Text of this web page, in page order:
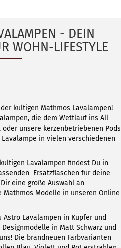
- DEIN
WOHN-LIFESTYLE
kultigen Mathmos Lavalampen!
die dem Wettlauf ins All
unsere kerzenbetriebenen Pods
in vielen verschiedenen
Lavalampen findest Du in
Ersatzflaschen für deine
eine große Auswahl an
Modelle in unseren Online
Lavalampen in Kupfer und
in Matt Schwarz und
Die brandneuen Farbvarianten